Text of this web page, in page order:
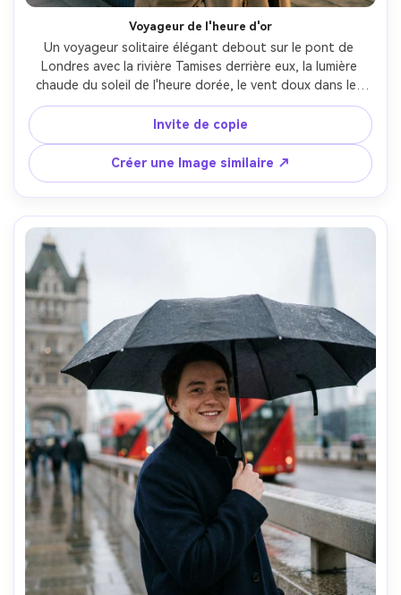
Voyageur de l'heure d'or
Un voyageur solitaire élégant debout sur le pont de
Londres avec la rivière Tamises derrière eux, la lumière
chaude du soleil de l'heure dorée, le vent doux dans les
cheveux, le trench et l'écharpe beige, le sourire naturel,
l'horizon lointain doucement flou, tiré sur Sony A7IV,
85mm f/1.4, profondeur de champ peu profonde, portrait
demi-corps, texture de peau réaliste, photographie de
voyage éditoriale, classification des couleurs du film
chaud-AR 4:5
Invite de copie
Créer une Image similaire ↗